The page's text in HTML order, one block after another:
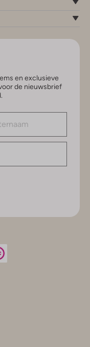
en exclusieve
de nieuwsbrief